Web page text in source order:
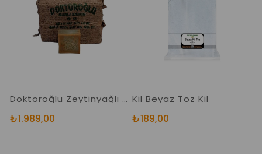
Doktoroğlu Zeytinyağlı Garlı Sabun 5 Kg. Nizip Defne Sabunu 24 Adet
₺1.989,00
Kil Beyaz Toz Kil
₺189,00